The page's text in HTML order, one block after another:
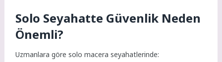
Solo Seyahatte Güvenlik Neden
Önemli?
Uzmanlara göre solo macera seyahatlerinde: